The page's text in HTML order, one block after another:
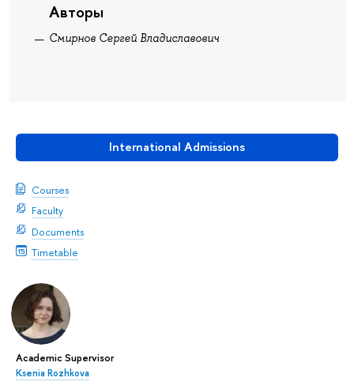
International Admissions
Courses
Faculty
Documents
Timetable
Academic Supervisor
Ksenia Rozhkova
Авторы
Смирнов Сергей Владиславович